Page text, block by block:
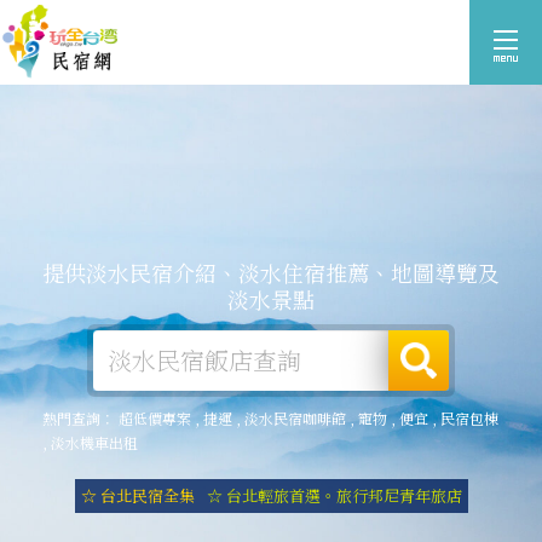
提供淡水民宿介紹、淡水住宿推薦、地圖導覽及
淡水景點
熱門查詢： 超低價專案 捷運,淡水民宿咖啡館,寵物,便宜,民宿包棟
淡水機車出租
☆ 台北民宿全集 ☆ 台北輕旅首選。旅行邦尼青年旅店